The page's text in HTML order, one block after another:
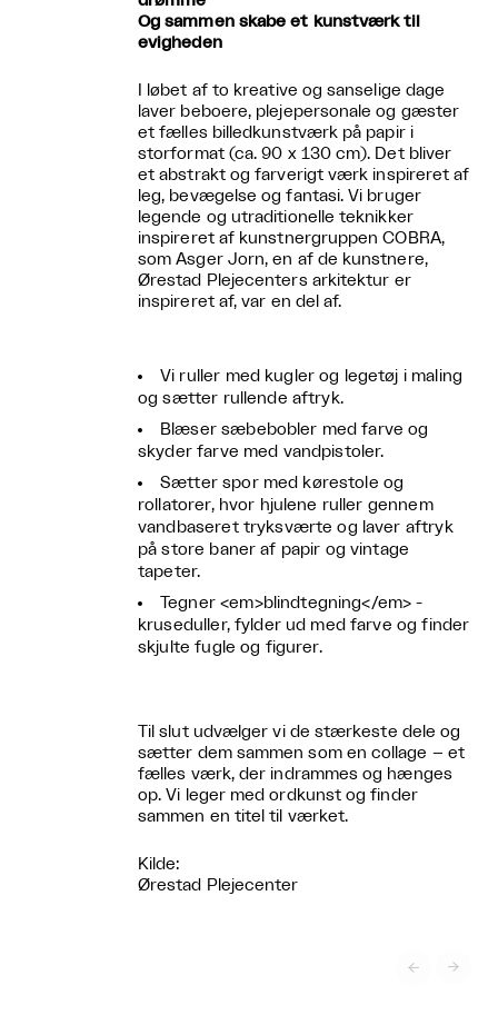
Og sammen skabe et kunstværk til
evigheden
I løbet af to kreative og sanselige dage
laver beboere, plejepersonale og gæster
et fælles billedkunstværk på papir i
storformat (ca. 90 x 130 cm). Det bliver
et abstrakt og farverigt værk inspireret af
leg, bevægelse og fantasi. Vi bruger
legende og utraditionelle teknikker
inspireret af kunstnergruppen COBRA,
som Asger Jorn, en af de kunstnere,
Ørestad Plejecenters arkitektur er
inspireret af, var en del af.
Vi ruller med kugler og legetøj i maling
og sætter rullende aftryk.
Blæser sæbebobler med farve og
skyder farve med vandpistoler.
Sætter spor med kørestole og
rollatorer, hvor hjulene ruller gennem
vandbaseret tryksværte og laver aftryk
på store baner af papir og vintage
tapeter.
Tegner <em>blindtegning</em> -
kruseduller, fylder ud med farve og finder
skjulte fugle og figurer.
Til slut udvælger vi de stærkeste dele og
sætter dem sammen som en collage – et
fælles værk, der indrammes og hænges
op. Vi leger med ordkunst og finder
sammen en titel til værket.
Kilde:
Ørestad Plejecenter
 